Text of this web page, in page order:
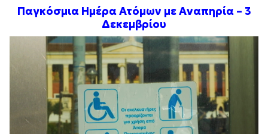
Παγκόσμια Ημέρα Ατόμων με Αναπηρία – 3
Δεκεμβρίου